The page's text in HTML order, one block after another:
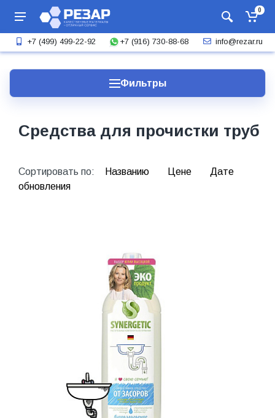
0
+7 (499) 499-22-92 +7 (916) 730-88-68 info@rezar.ru
Фильтры
Средства для прочистки труб
Сортировать по: Названию Цене
Дате
обновления